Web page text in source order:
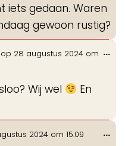
iets gedaan. Waren
gewoon rustig?
28 augustus 2024 om
Wij wel
En
...
2024 om 15:09 ...